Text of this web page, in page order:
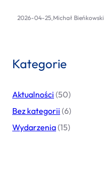
2026-04-25.Michał Bieńkowski
Kategorie
Aktualności (50)
Bez kategorii (6)
Wydarzenia(15)